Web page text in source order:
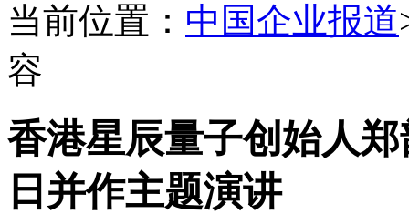
当前位置： 中国企业报道
容
香港星辰量子创始人
日并作主题演讲